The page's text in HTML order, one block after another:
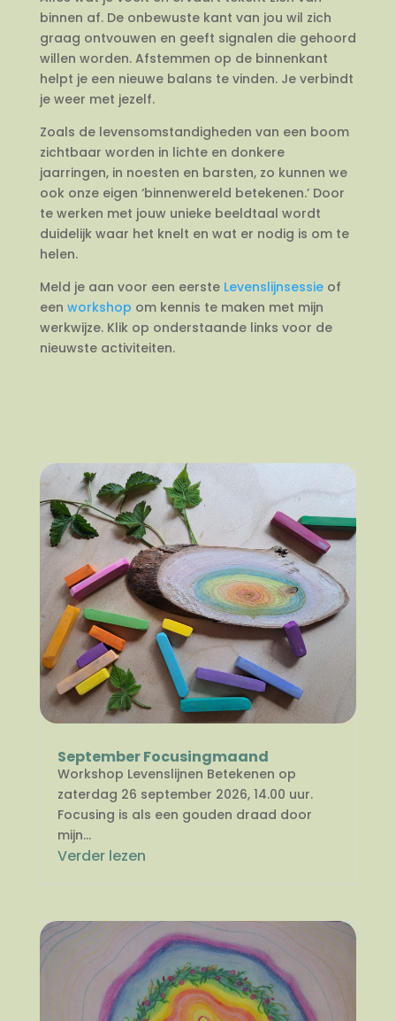
binnen af. De onbewuste kant van jou wil zich
graag ontvouwen en geeft signalen die gehoord
willen worden. Afstemmen op de binnenkant
helpt je een nieuwe balans te vinden. Je verbindt
je weer met jezelf.
Zoals de levensomstandigheden van een boom
zichtbaar worden in lichte en donkere
jaarringen, in noesten en barsten, zo kunnen we
ook onze eigen ‘binnenwereld betekenen.’ Door
te werken met jouw unieke beeldtaal wordt
duidelijk waar het knelt en wat er nodig is om te
helen.
Meld je aan voor een eerste Levenslijnsessieof
een workshop om kennis te maken met mijn
werkwijze. Klik op onderstaande links voor de
nieuwste activiteiten.
September Focusingmaand
Workshop Levenslijnen Betekenen op
zaterdag 26 september 2026, 14.00 uur.
Focusing is als een gouden draad door
mijn...
Verder lezen